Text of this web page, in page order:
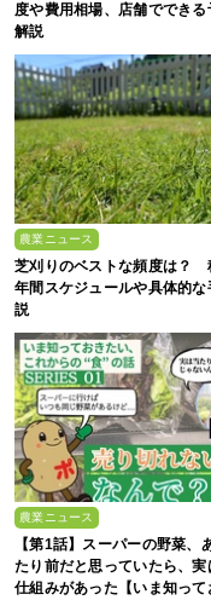
度や費用相場、店舗でできる
解説
農業ニュース
芝刈りのベストな頻度は？
年間スケジュールや具体的な
説
農業ニュース
【第1話】スーパーの野菜、
たり前だと思っていたら、実
仕組みがあった【いま知って